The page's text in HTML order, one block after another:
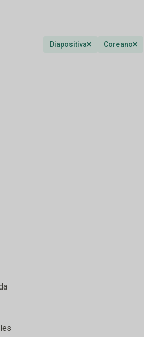
Diapositiva Coreano